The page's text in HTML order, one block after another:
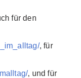
für den
, für
, und für